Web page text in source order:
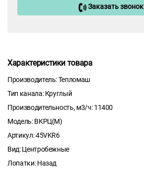
Заказать звонок
Характеристики товара
Производитель: Тепломаш
Тип канала: Круглый
Производительность, м3/ч: 11400
Модель: ВКРЦ(М)
Артикул: 45VKR6
Вид: Центробежные
Лопатки: Назад